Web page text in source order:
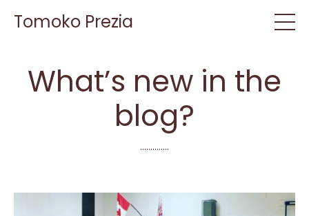
Tomoko Prezia
What’s new in the
blog?
..............